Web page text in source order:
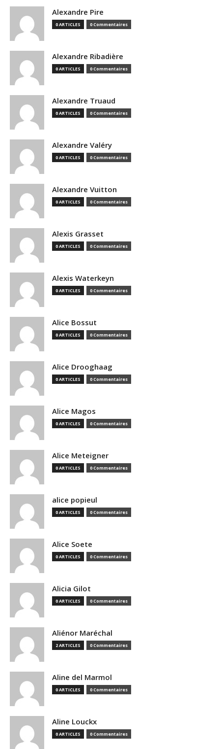
Alexandre Pire
0 ARTICLES 0 Commentaires
Alexandre Ribadière
0 ARTICLES 0 Commentaires
Alexandre Truaud
0 ARTICLES 0 Commentaires
Alexandre Valéry
0 ARTICLES 0 Commentaires
Alexandre Vuitton
0 ARTICLES 0 Commentaires
Alexis Grasset
0 ARTICLES 0 Commentaires
Alexis Waterkeyn
0 ARTICLES 0 Commentaires
Alice Bossut
0 ARTICLES 0 Commentaires
Alice Drooghaag
0 ARTICLES 0 Commentaires
Alice Magos
0 ARTICLES 0 Commentaires
Alice Meteigner
0 ARTICLES 0 Commentaires
alice popieul
0 ARTICLES 0 Commentaires
Alice Soete
0 ARTICLES 0 Commentaires
Alicia Gilot
0 ARTICLES 0 Commentaires
Aliénor Maréchal
2 ARTICLES 0 Commentaires
Aline del Marmol
0 ARTICLES 0 Commentaires
Aline Louckx
0 ARTICLES 0 Commentaires